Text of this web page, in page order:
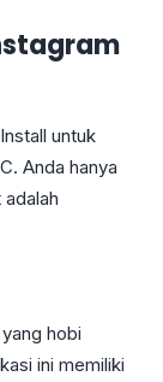
untuk
Anda hanya
hobi
ini memiliki